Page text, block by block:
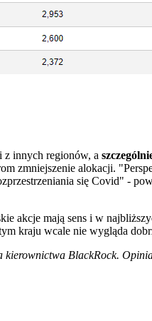
innych regionów, a
zmniejszenie alokacji.
się Covid" -
akcje mają sens i w
kraju wcale nie wygląda
BlackRock.